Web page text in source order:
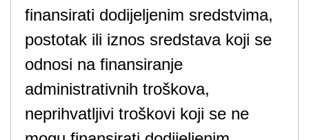
finansirati dodijeljenim sredstvima,
postotak ili iznos sredstava koji se
odnosi na finansiranje
administrativnih troškova,
neprihvatljivi troškovi koji se ne